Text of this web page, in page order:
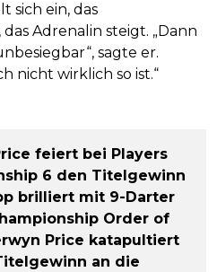
sich ein, das
Adrenalin steigt. „Dann
sagte er.
nicht wirklich so ist.“
feiert bei Players
6 den Titelgewinn
brilliert mit 9-Darter
Order of
Price katapultiert
an die